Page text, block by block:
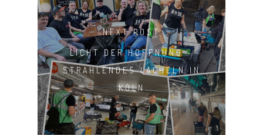
NEXT POST
LICHT DER HOFFNUNG -
STRAHLENDES LÄCHELN IN
KÖLN